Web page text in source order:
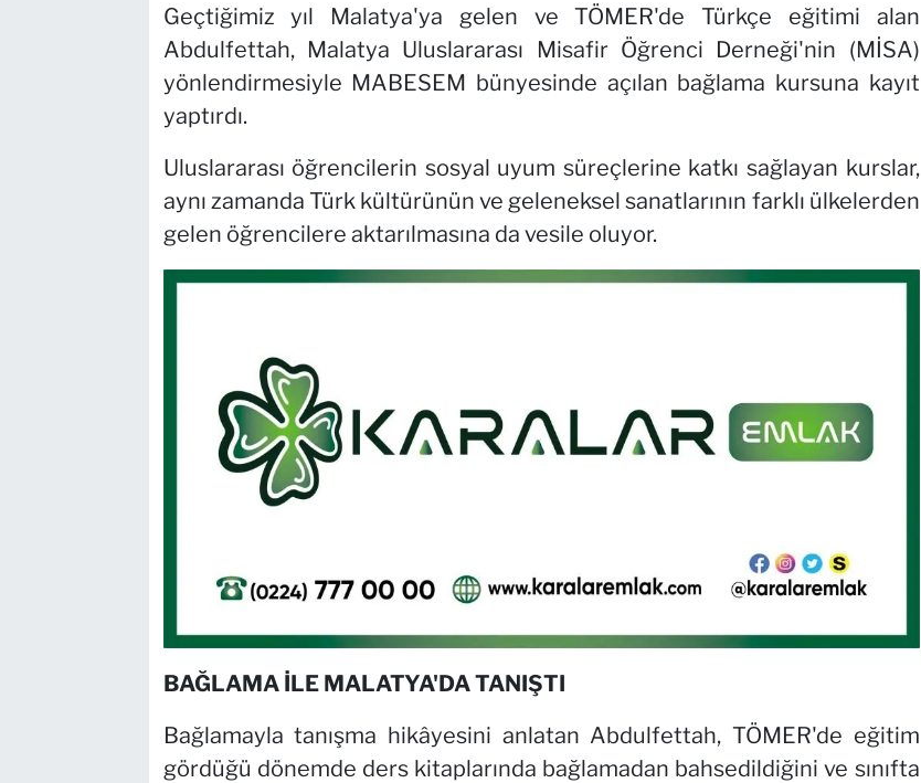
Geçtiğimiz yıl Malatya'ya gelen ve TÖMER'de Türkçe eğitimi alan
Abdulfettah, Malatya Uluslararası Misafir Öğrenci Derneği'nin (MİSA)
yönlendirmesiyle MABESEM bünyesinde açılan bağlama kursuna kayıt
yaptırdı.
Uluslararası öğrencilerin sosyal uyum süreçlerine katkı sağlayan kurslar,
aynı zamanda Türk kültürünün ve geleneksel sanatlarının farklı ülkelerden
gelen öğrencilere aktarılmasına da vesile oluyor.
BAĞLAMA İLE MALATYA'DA TANIŞTI
Bağlamayla tanışma hikâyesini anlatan Abdulfettah, TÖMER'de eğitim
gördüğü dönemde ders kitaplarında bağlamadan bahsedildiğini ve sınıfta